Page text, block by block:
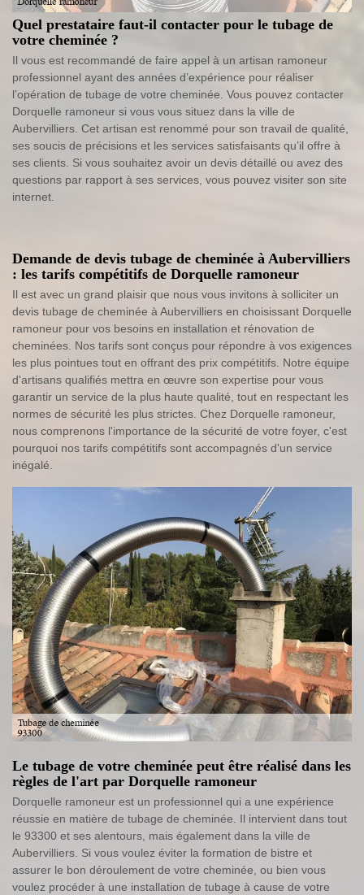
Quel prestataire faut-il contacter pour le tubage de
votre cheminée ?
Il vous est recommandé de faire appel à un artisan ramoneur
professionnel ayant des années d’expérience pour réaliser
l’opération de tubage de votre cheminée. Vous pouvez contacter
Dorquelle ramoneur si vous vous situez dans la ville de
Aubervilliers. Cet artisan est renommé pour son travail de qualité,
ses soucis de précisions et les services satisfaisants qu’il offre à
ses clients. Si vous souhaitez avoir un devis détaillé ou avez des
questions par rapport à ses services, vous pouvez visiter son site
internet.
Demande de devis tubage de cheminée à Aubervilliers
: les tarifs compétitifs de Dorquelle ramoneur
Il est avec un grand plaisir que nous vous invitons à solliciter un
devis tubage de cheminée à Aubervilliers en choisissant Dorquelle
ramoneur pour vos besoins en installation et rénovation de
cheminées. Nos tarifs sont conçus pour répondre à vos exigences
les plus pointues tout en offrant des prix compétitifs. Notre équipe
d'artisans qualifiés mettra en œuvre son expertise pour vous
garantir un service de la plus haute qualité, tout en respectant les
normes de sécurité les plus strictes. Chez Dorquelle ramoneur,
nous comprenons l'importance de la sécurité de votre foyer, c'est
pourquoi nos tarifs compétitifs sont accompagnés d'un service
inégalé.
Le tubage de votre cheminée peut être réalisé dans les
règles de l'art par Dorquelle ramoneur
Dorquelle ramoneur est un professionnel qui a une expérience
réussie en matière de tubage de cheminée. Il intervient dans tout
le 93300 et ses alentours, mais également dans la ville de
Aubervilliers. Si vous voulez éviter la formation de bistre et
assurer le bon déroulement de votre cheminée, ou bien vous
voulez procéder à une installation de tubage à cause de votre